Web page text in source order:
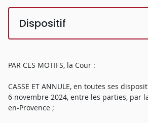
Dispositif
PAR CES MOTIFS, la Cour :
CASSE ET ANNULE, en toutes ses
6 novembre 2024, entre les parties, par
en-Provence ;